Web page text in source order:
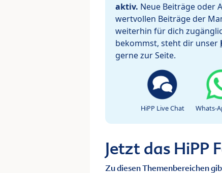
aktiv. Neue Beiträge oder
wertvollen Beiträge der
weiterhin für dich
bekommst, steht dir unser
gerne zur Seite.
HiPP Live Chat Whats-
Jetzt das HiPP
Zu diesen Themenbereichen